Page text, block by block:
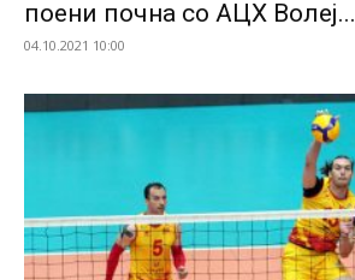
поени почна со АЦХ Волеј...
04.10.2021 10:00